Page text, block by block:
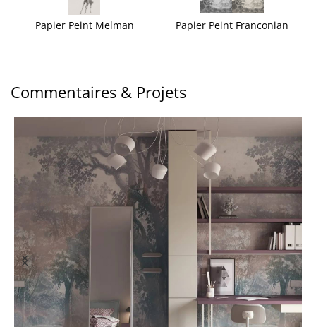
Papier Peint Melman Papier Peint Franconian
Commentaires & Projets